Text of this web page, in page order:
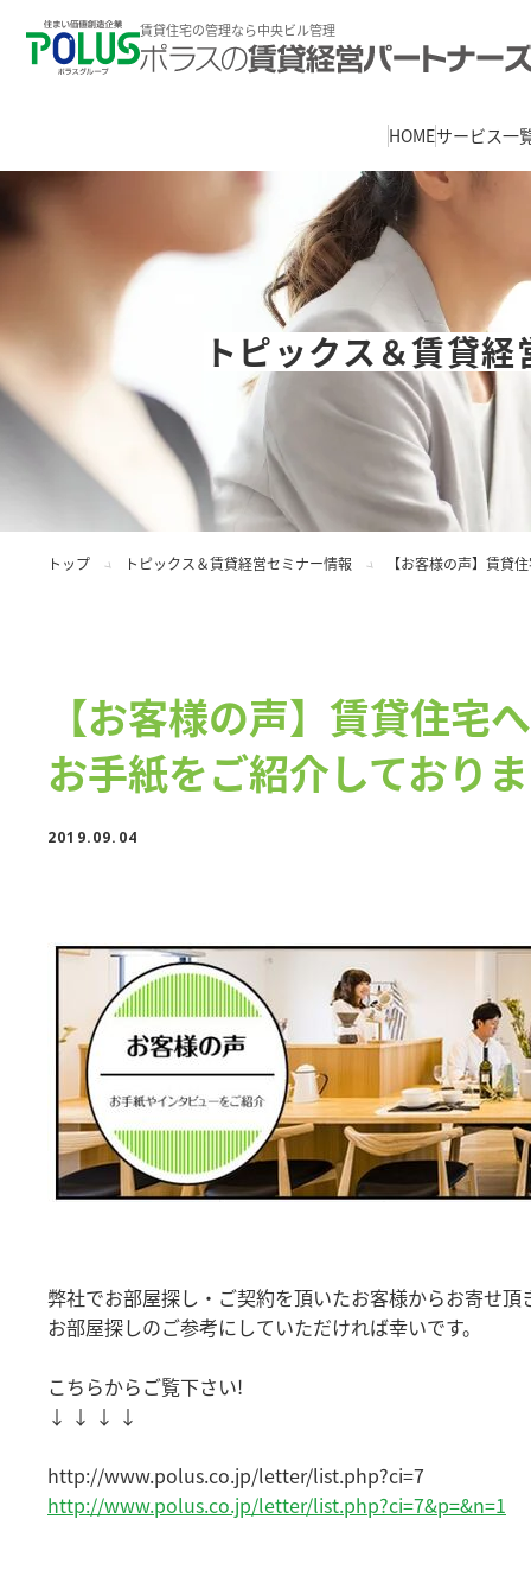
賃貸住宅の管理なら中央ビル管理
HOMEサービス一
トピックス＆賃貸
トップ トピックス＆賃貸経営セミナー情報 【お客様の声】賃貸
【お客様の声】賃貸住宅
お手紙をご紹介しており
2019.09.04
弊社でお部屋探し・ご契約を頂いたお客様からお寄せ
お部屋探しのご参考にしていただければ幸いです。
こちらからご覧下さい!
↓ ↓ ↓ ↓
http://www.polus.co.jp/letter/list.php?ci=7
http://www.polus.co.jp/letter/list.php?ci=7&p=&n=1